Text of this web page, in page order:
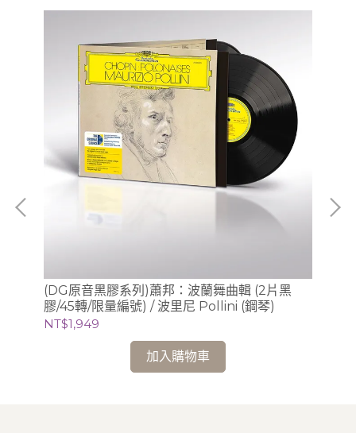
(DG原音黑膠系列)蕭邦：波蘭舞曲輯 (2片黑
膠/45轉/限量編號) / 波里尼 Pollini (鋼琴)
NT$1,949
加入購物車